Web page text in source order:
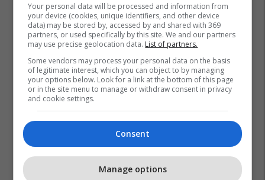
Your personal data will be processed and information from
your device (cookies, unique identifiers, and other device
data) may be stored by, accessed by and shared with 369
partners, or used specifically by this site. We and our partners
may use precise geolocation data. List of partners.
Some vendors may process your personal data on the basis
of legitimate interest, which you can object to by managing
your options below. Look for a link at the bottom of this page
or in the site menu to manage or withdraw consent in privacy
and cookie settings.
Consent
Manage options